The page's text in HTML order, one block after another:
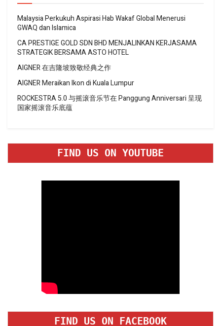
Malaysia Perkukuh Aspirasi Hab Wakaf Global Menerusi
GWAQ dan Islamica
CA PRESTIGE GOLD SDN BHD MENJALINKAN KERJASAMA
STRATEGIK BERSAMA ASTO HOTEL
AIGNER 在吉隆坡致敬经典之作
AIGNER Meraikan Ikon di Kuala Lumpur
ROCKESTRA 5.0 与摇滚音乐节在 Panggung Anniversari 呈现
国家摇滚音乐底蕴
FIND US ON YOUTUBE
FIND US ON FACEBOOK